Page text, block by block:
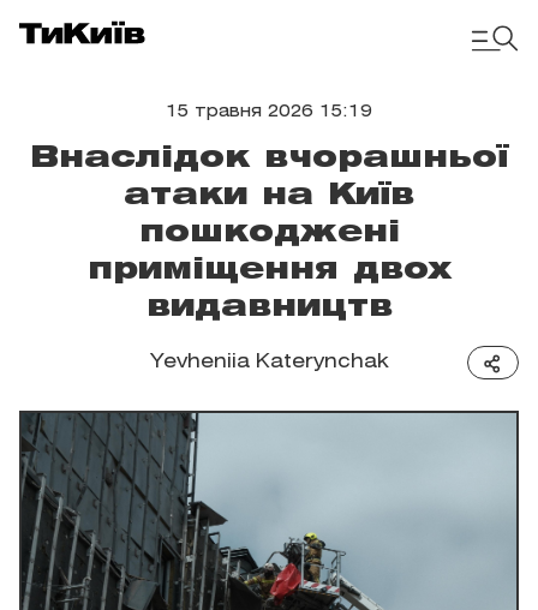
15 травня 2026 15:19
Внаслідок вчорашньої
атаки на Київ
пошкоджені
приміщення двох
видавництв
Yevheniia Katerynchak